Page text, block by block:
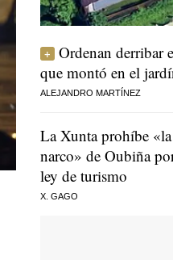
Ordenan derribar
que montó en el
ALEJANDRO MARTÍNEZ
La Xunta prohíbe
narco» de Oubiña
ley de turismo
X. GAGO